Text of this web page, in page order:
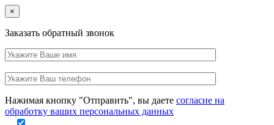
×
Заказать обратный звонок
Ваше
имя
это
Ваш
телефон
Нажимая кнопку "Отправить", вы даете согласие на
обработку ваших персональных данных